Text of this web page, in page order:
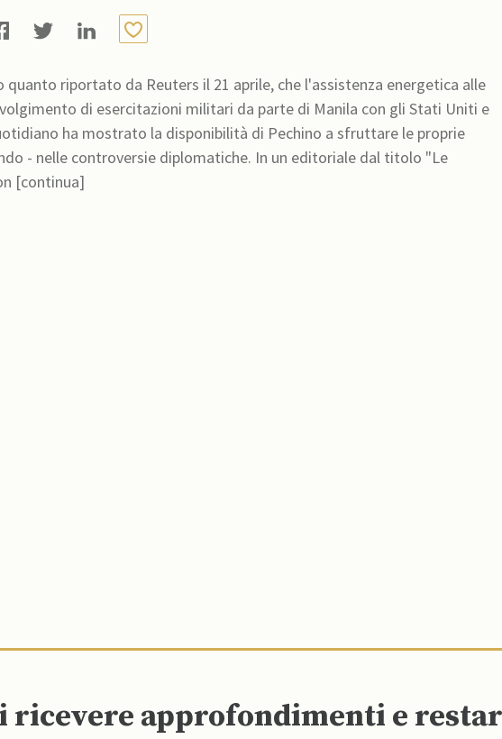
quanto riportato da Reuters il 21 aprile, che l'assistenza energetica alle
di esercitazioni militari da parte di Manila con gli Stati Uniti e
ha mostrato la disponibilità di Pechino a sfruttare le proprie
diplomatiche. In un editoriale dal titolo "Le
[continua]
ricevere approfondimenti e